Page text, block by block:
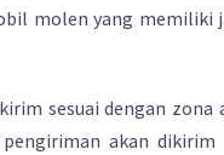
molen yang memiliki
sesuai dengan zona
akan dikirim